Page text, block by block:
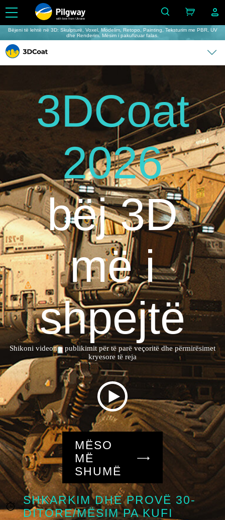
with love from Ukraine
Bëjeni të lehtë në 3D: Skulpturë, Voxel, Modelim, Retopo, Painting, Teksturim me PBR, UV
dhe Renderim. Mësim i pakufizuar falas.
3DCoat
2026
bëj 3D
më i
shpejtë
Shikoni videon e publikimit për të parë veçoritë dhe përmirësimet
kryesore të reja
MËSO
MË
SHUMË
SHKARKIM DHE PROVË 30-
DITORE/MËSIM PA KUFI